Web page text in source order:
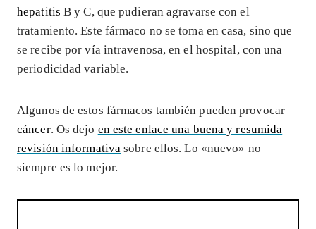
hepatitis B y C, que pudieran agravarse con el
tratamiento. Este fármaco no se toma en casa, sino que
se recibe por vía intravenosa, en el hospital, con una
periodicidad variable.
Algunos de estos fármacos también pueden provocar
cáncer. Os dejo en este enlace una buena y resumida
revisión informativa sobre ellos. Lo «nuevo» no
siempre es lo mejor.